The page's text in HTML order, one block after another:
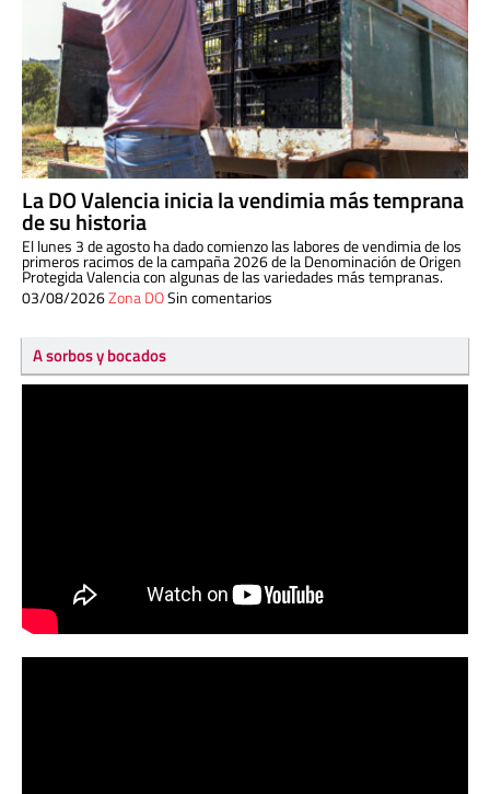
La DO Valencia inicia la vendimia más temprana
de su historia
El lunes 3 de agosto ha dado comienzo las labores de vendimia de los
primeros racimos de la campaña 2026 de la Denominación de Origen
Protegida Valencia con algunas de las variedades más tempranas.
03/08/2026Zona DOSin comentarios
A sorbos y bocados